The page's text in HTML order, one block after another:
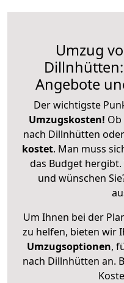
Umzug
Angebote
Der wichtigste
Umzugskosten!
nach Dillnhütten
kostet. Man muss
das Budget
und wünschen
Um Ihnen bei der
zu helfen, bieten wir
Umzugsoptionen,
nach Dillnhütten an.